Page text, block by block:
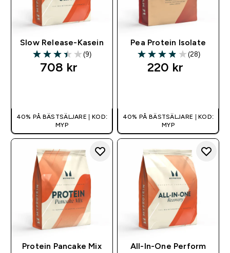
Slow Release-Kasein
3.44 out of 5 stars
(9)
708 kr‎
40% PÅ BÄSTSÄLJARE | KOD:
MYP
Pea Protein Isolate
3.89 out of 5 stars
(28)
220 kr‎
40% PÅ BÄSTSÄLJARE | KOD:
MYP
Protein Pancake Mix
All-In-One Perform